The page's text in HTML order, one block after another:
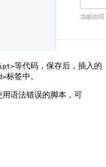
等代码，保存后，插入的
标签中。
语法错误的脚本，可